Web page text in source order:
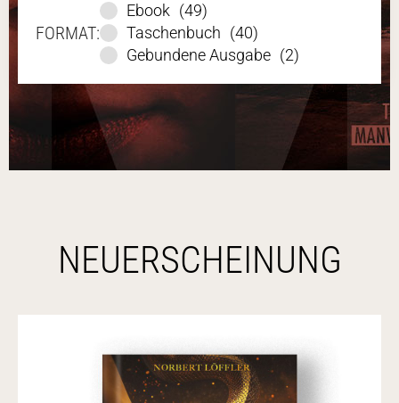
FORMAT:
Ebook (49)
Taschenbuch (40)
Gebundene Ausgabe (2)
NEU­ERSCHEINUNG